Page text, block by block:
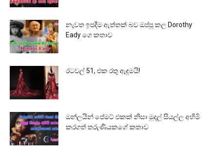
නැවත ඉපදීම ඇත්තක් බව ඔප්පු කල Dorothy
Eady ගෙ කතාව
රටවල් 51, එක රතු ඇඳුමයි!
ඔන්ලයින් පේමට් එකක් නිසා මුදල් සියල්ල අහිමි
කරගත් තරුණියකගේ කතාව